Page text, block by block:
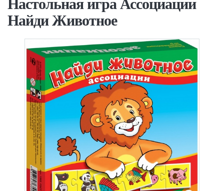
Настольная игра Ассоциации
Найди Животное